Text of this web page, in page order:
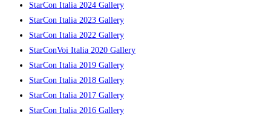
StarCon Italia 2024 Gallery
StarCon Italia 2023 Gallery
StarCon Italia 2022 Gallery
StarConVoi Italia 2020 Gallery
StarCon Italia 2019 Gallery
StarCon Italia 2018 Gallery
StarCon Italia 2017 Gallery
StarCon Italia 2016 Gallery